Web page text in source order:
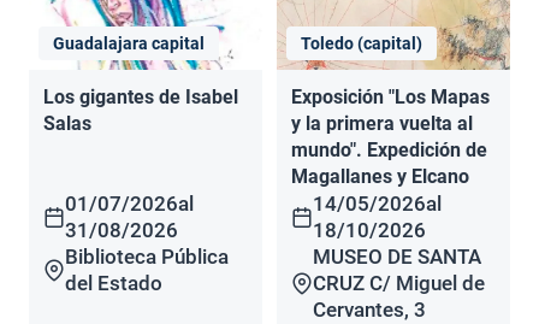
Guadalajara capital
Los gigantes de Isabel
Salas
01/07/2026al
31/08/2026
Biblioteca Pública
del Estado
Toledo (capital)
Exposición "Los Mapas
y la primera vuelta al
mundo". Expedición de
Magallanes y Elcano
14/05/2026al
18/10/2026
MUSEO DE SANTA
CRUZ C/ Miguel de
Cervantes, 3